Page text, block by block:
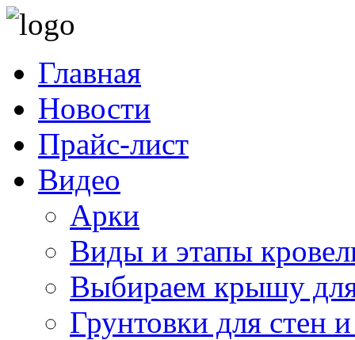
Главная
Новости
Прайс-лист
Видео
Арки
Виды и этапы
Выбираем крышу
Грунтовки для стен